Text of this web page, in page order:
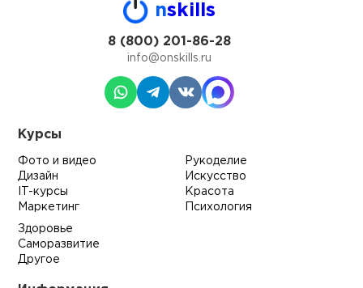
nskills
8 (800) 201-86-28
info@onskills.ru
Курсы
Фото и видео
Дизайн
IT-курсы
Маркетинг
Рукоделие
Искусство
Красота
Психология
Здоровье
Саморазвитие
Другое